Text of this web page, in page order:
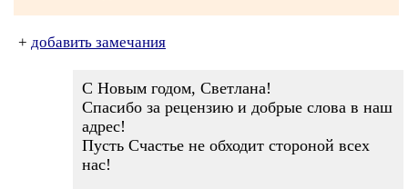
+ добавить замечания
С Новым годом, Светлана!
Спасибо за рецензию и добрые слова в наш
адрес!
Пусть Счастье не обходит стороной всех
нас!